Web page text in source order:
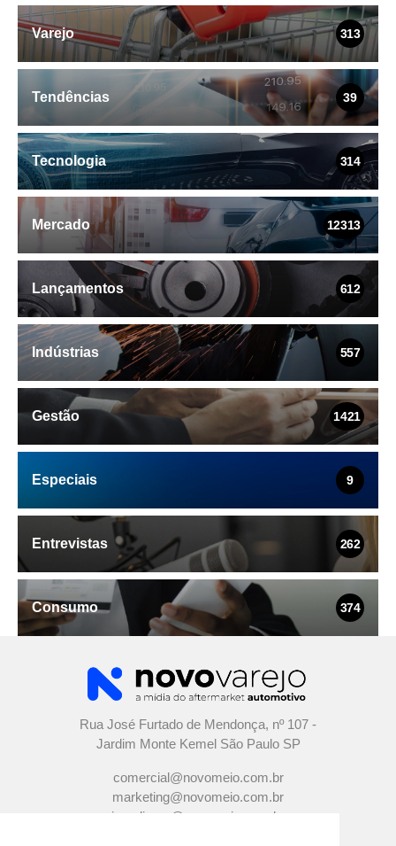
Varejo 313
Tendências 39
Tecnologia 314
Mercado 12313
Lançamentos 612
Indústrias 557
Gestão 1421
Especiais 9
Entrevistas 262
Consumo 374
Rua José Furtado de Mendonça, nº 107 -
Jardim Monte Kemel São Paulo SP
comercial@novomeio.com.br
marketing@novomeio.com.br
jornalismo@novomeio.com.br